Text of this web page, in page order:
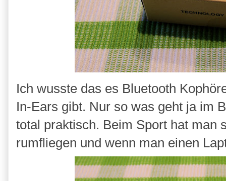
Ich wusste das es Bluetooth
In-Ears gibt. Nur so was geht ja im
total praktisch. Beim Sport hat man
rumfliegen und wenn man einen